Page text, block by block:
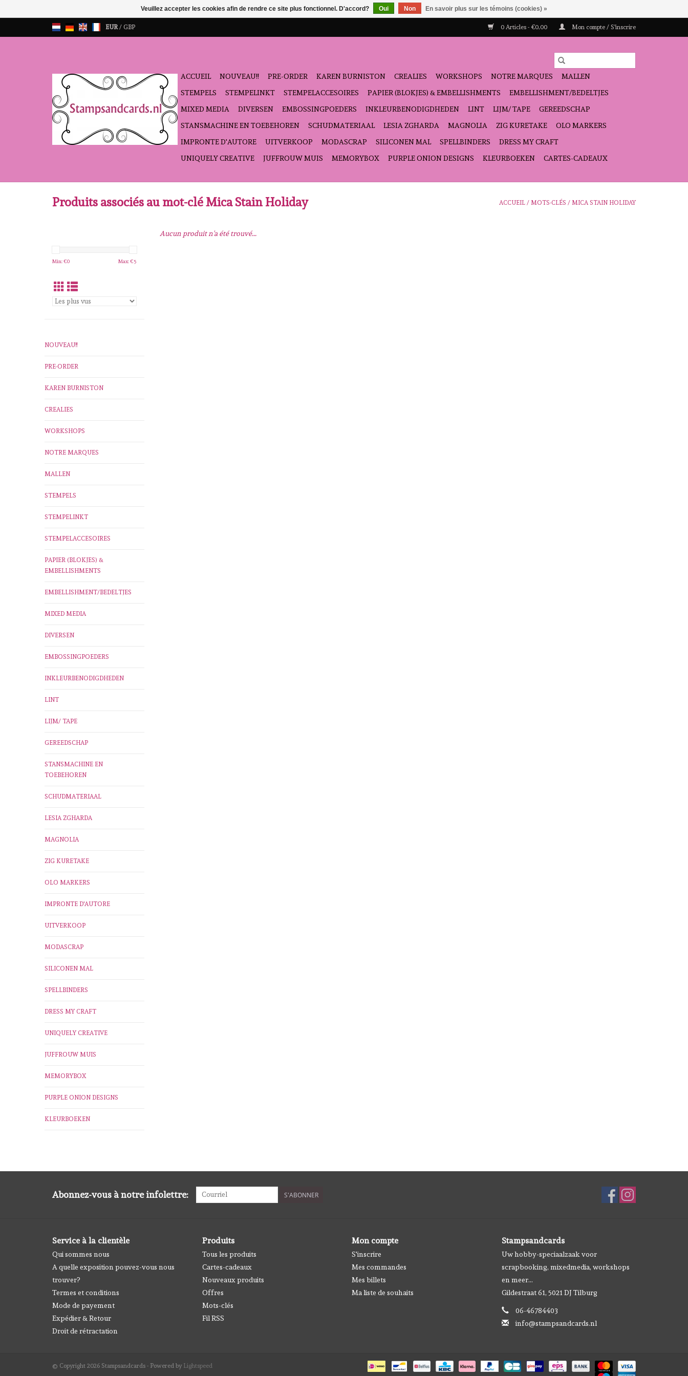
EUR/ GBP 0 Articles - €0,00 Mon compte / S'inscrire
ACCUEIL NOUVEAU!! PRE-ORDER KAREN BURNISTON CREALIES WORKSHOPS NOTRE MARQUES
MALLEN
STEMPELS
STEMPELINKT STEMPELACCESOIRES PAPIER (BLOKJES) & EMBELLISHMENTS
EMBELLISHMENT/BEDELTJES
MIXED MEDIA
DIVERSEN EMBOSSINGPOEDERS INKLEURBENODIGDHEDEN LINT LIJM/ TAPE
GEREEDSCHAP
STANSMACHINE EN TOEBEHOREN
SCHUDMATERIAAL LESIA ZGHARDA MAGNOLIA ZIG KURETAKE
OLO MARKERS
IMPRONTE D'AUTORE
UITVERKOOP MODASCRAP SILICONEN MAL SPELLBINDERS
DRESS MY CRAFT
UNIQUELY CREATIVE
JUFFROUW MUIS MEMORYBOX PURPLE ONION DESIGNS KLEURBOEKEN CARTES-CADEAUX
Produits associés au mot-clé Mica Stain Holiday ACCUEIL / MOTS-CLÉS / MICA STAIN HOLIDAY
Min: €0 Max: €5
NOUVEAU!!
PRE-ORDER
KAREN BURNISTON
CREALIES
WORKSHOPS
NOTRE MARQUES
MALLEN
STEMPELS
STEMPELINKT
STEMPELACCESOIRES
PAPIER (BLOKJES) &
EMBELLISHMENTS
EMBELLISHMENT/BEDELTJES
MIXED MEDIA
DIVERSEN
EMBOSSINGPOEDERS
INKLEURBENODIGDHEDEN
LINT
LIJM/ TAPE
GEREEDSCHAP
STANSMACHINE EN
TOEBEHOREN
SCHUDMATERIAAL
LESIA ZGHARDA
MAGNOLIA
ZIG KURETAKE
OLO MARKERS
IMPRONTE D'AUTORE
UITVERKOOP
MODASCRAP
SILICONEN MAL
SPELLBINDERS
DRESS MY CRAFT
UNIQUELY CREATIVE
JUFFROUW MUIS
MEMORYBOX
PURPLE ONION DESIGNS
KLEURBOEKEN
Aucun produit n'a été trouvé...
Abonnez-vous à notre infolettre: S'ABONNER
Service à la clientèle
Qui sommes nous
A quelle exposition pouvez-vous nous
trouver?
Termes et conditions
Mode de payement
Expédier & Retour
Droit de rétractation
Produits
Tous les produits
Cartes-cadeaux
Nouveaux produits
Offres
Mots-clés
Fil RSS
Mon compte
S'inscrire
Mes commandes
Mes billets
Ma liste de souhaits
Stampsandcards
Uw hobby-speciaalzaak voor
scrapbooking, mixedmedia, workshops
en meer...
Gildestraat 61, 5021 DJ Tilburg
06-46784403
info@stampsandcards.nl
© Copyright 2026 Stampsandcards - Powered by Lightspeed
Veuillez accepter les cookies afin de rendre ce site plus fonctionnel. D'accord? Oui Non En savoir plus sur les témoins (cookies) »